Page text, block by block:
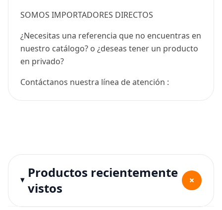
SOMOS IMPORTADORES DIRECTOS
¿Necesitas una referencia que no encuentras en
nuestro catálogo? o ¿deseas tener un producto
en privado?
Contáctanos nuestra línea de atención :
Productos recientemente
vistos
+